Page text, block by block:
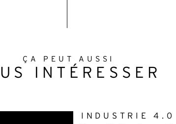
ÇA PEUT AUSSI
INTÉRESSER
INDUSTRIE 4.0